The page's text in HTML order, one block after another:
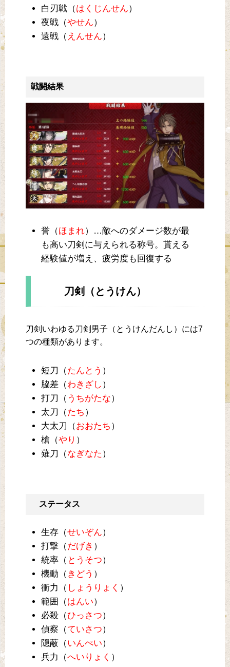
白刃戦（はくじんせん）
夜戦（やせん）
遠戦（ えんせん）
戦闘結果
誉（ほまれ）…敵へのダメージ数が最
も高い刀剣に与えられる称号。貰える
経験値が増え、疲労度も回復する
刀剣（とうけん）
刀剣いわゆる刀剣男子（とうけんだんし）には7
つの種類があります。
短刀（たんとう ）
脇差（わきざし ）
打刀（ うちがたな）
太刀（たち ）
大太刀（おおたち ）
槍（やり ）
薙刀（なぎなた ）
ステータス
生存（せいぞん）
打撃（だげき ）
統率（ とうそつ）
機動（ きどう ）
衝力（ しょうりょく ）
範囲（はんい）
必殺（ひっさつ）
偵察（ていさつ）
隠蔽（いんぺい）
兵力（へいりょく ）